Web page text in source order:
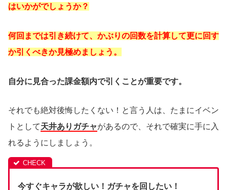
はいかがでしょうか？
何回までは引き続けて、かぶりの回数を計算して更に回す
か引くべきか見極めましょう。
自分に見合った課金額内で引くことが重要です。
それでも絶対後悔したくない！と言う人は、たまにイベン
トとして天井ありガチャがあるので、それで確実に手に入
れるようにしましょう。
今すぐキャラが欲しい！ガチャを回したい！